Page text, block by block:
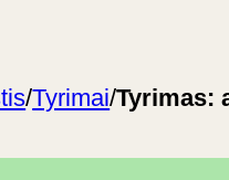
/Tyrimai/Tyrimas: